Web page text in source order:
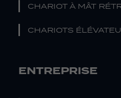
CHARIOT À MÂT
CHARIOTS
ENTREPRISE